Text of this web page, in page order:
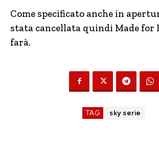
Come specificato anche in
stata cancellata quindi Made for
farà.
TAG sky serie